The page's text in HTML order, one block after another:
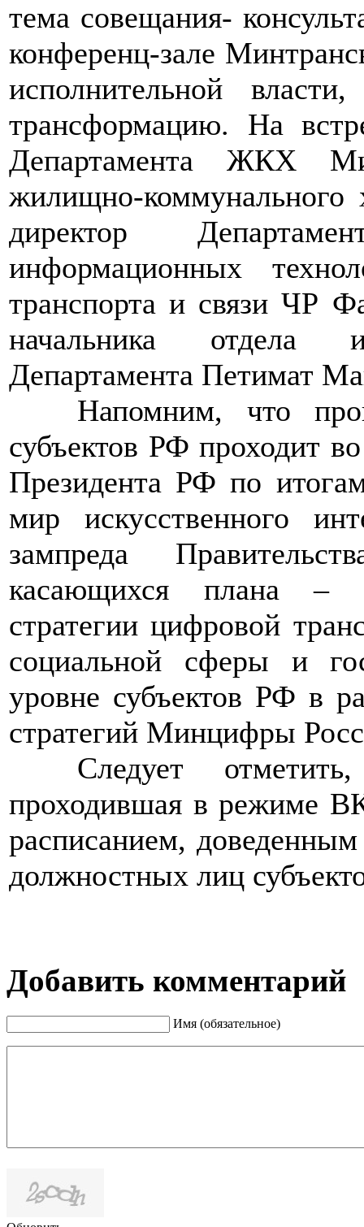
тема совещания-
конференц-зале
исполнительной
трансформацию. На
Департамента ЖКХ
жилищно-
директор
информационных
транспорта и связи ЧР
начальника отдела
Департамента Петимат
Напомним, что
субъектов РФ проходит
Президента РФ по
мир искусственного
зампреда
касающихся плана –
стратегии цифровой
социальной сферы и
уровне субъектов РФ в
стратегий Минцифры
Следует
проходившая в режиме
расписанием,
должностных лиц
Добавить комментарий
Имя (обязательное)